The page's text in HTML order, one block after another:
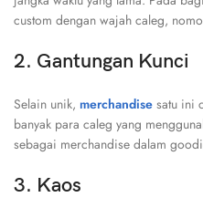
custom dengan wajah caleg,
2. Gantungan Kunci
Selain unik, merchandise satu ini
banyak para caleg yang
sebagai merchandise dalam
3. Kaos